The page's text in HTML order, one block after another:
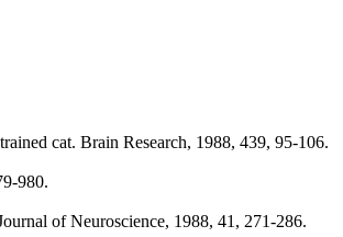
cat. Brain Research, 1988, 439, 95-106.
980.
of Neuroscience, 1988, 41, 271-286.